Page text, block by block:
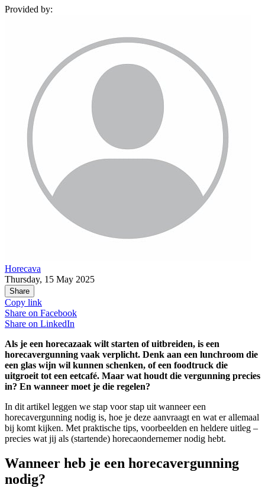
Provided by:
Horecava
Thursday, 15 May 2025
Share
Copy link
Share on Facebook
Share on LinkedIn
Als je een horecazaak wilt starten of uitbreiden, is een
horecavergunning vaak verplicht. Denk aan een lunchroom die
een glas wijn wil kunnen schenken, of een foodtruck die
uitgroeit tot een eetcafé. Maar wat houdt die vergunning precies
in? En wanneer moet je die regelen?
In dit artikel leggen we stap voor stap uit wanneer een
horecavergunning nodig is, hoe je deze aanvraagt en wat er allemaal
bij komt kijken. Met praktische tips, voorbeelden en heldere uitleg –
precies wat jij als (startende) horecaondernemer nodig hebt.
Wanneer heb je een horecavergunning
nodig?